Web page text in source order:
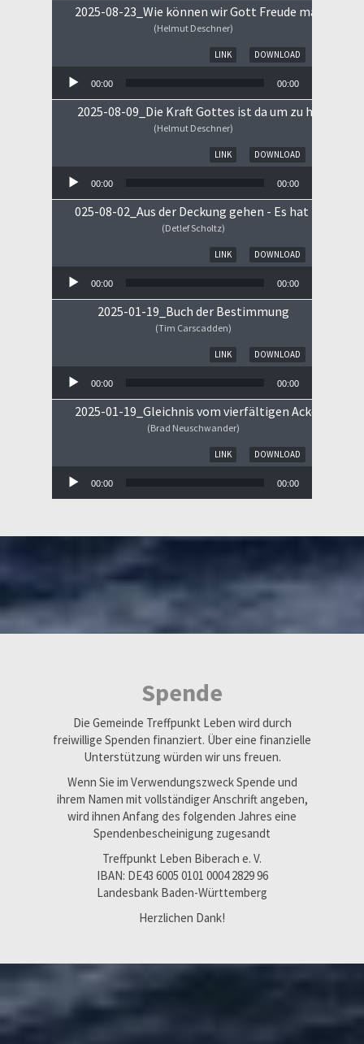
2025-08-23_Wie können wir Gott Freude machen
(Helmut Deschner)
DOWNLOAD
LINK
00:00 00:00
2025-08-09_Die Kraft Gottes ist da um zu heilen!
(Helmut Deschner)
DOWNLOAD
LINK
00:00 00:00
025-08-02_Aus der Deckung gehen - Es hat
(Detlef Scholtz)
DOWNLOAD
LINK
00:00 00:00
2025-01-19_Buch der Bestimmung
(Tim Carscadden)
DOWNLOAD
LINK
00:00 00:00
2025-01-19_Gleichnis vom vierfältigen Ackerboden
(Brad Neuschwander)
DOWNLOAD
LINK
00:00 00:00
Spende
Die Gemeinde Treffpunkt Leben wird durch
freiwillige Spenden finanziert. Über eine finanzielle
Unterstützung würden wir uns freuen.
Wenn Sie im Verwendungszweck Spende und
ihrem Namen mit vollständiger Anschrift angeben,
wird ihnen Anfang des folgenden Jahres eine
Spendenbescheinigung zugesandt
Treffpunkt Leben Biberach e. V.
IBAN: DE43 6005 0101 0004 2829 96
Landesbank Baden-Württemberg
Herzlichen Dank!